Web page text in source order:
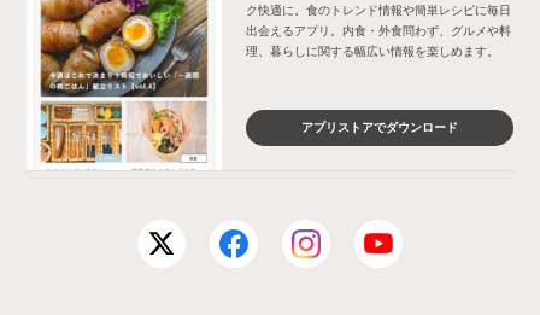
ク快適に。食のトレンド情報や簡単レシピに毎日
出会えるアプリ。内食・外食問わず、グルメや料
理、暮らしに関する幅広い情報を楽しめます。
アプリストアでダウンロード